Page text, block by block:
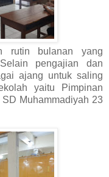
rutin bulanan yang
pengajian dan
ajang untuk saling
yaitu Pimpinan
Muhammadiyah 23